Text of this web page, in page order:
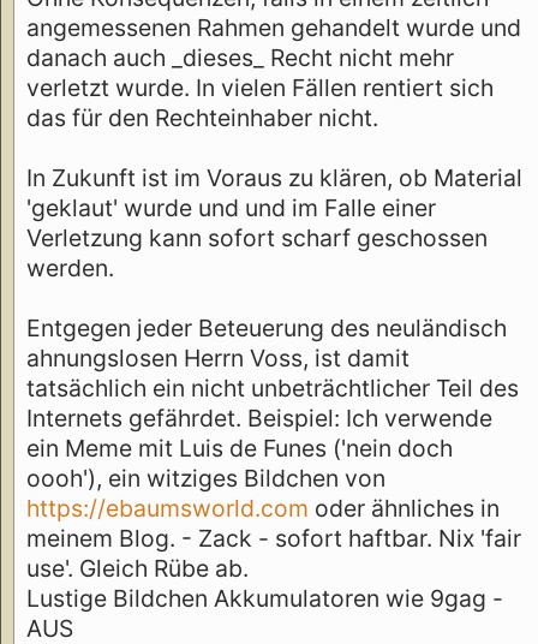
angemessenen Rahmen gehandelt wurde und
danach auch _dieses_ Recht nicht mehr
verletzt wurde. In vielen Fällen rentiert sich
das für den Rechteinhaber nicht.
In Zukunft ist im Voraus zu klären, ob Material
'geklaut' wurde und und im Falle einer
Verletzung kann sofort scharf geschossen
werden.
Entgegen jeder Beteuerung des neuländisch
ahnungslosen Herrn Voss, ist damit
tatsächlich ein nicht unbeträchtlicher Teil des
Internets gefährdet. Beispiel: Ich verwende
ein Meme mit Luis de Funes ('nein doch
oooh'), ein witziges Bildchen von
https://ebaumsworld.com oder ähnliches in
meinem Blog. - Zack - sofort haftbar. Nix 'fair
use'. Gleich Rübe ab.
Lustige Bildchen Akkumulatoren wie 9gag -
AUS